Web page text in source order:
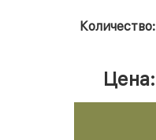
Количество:
Цена: